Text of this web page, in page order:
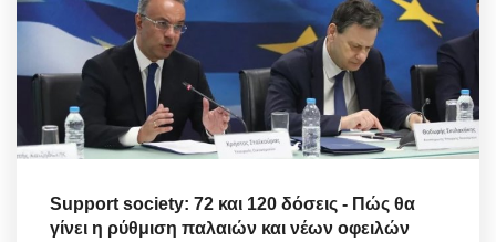
Support society: 72 και 120 δόσεις - Πώς θα
γίνει η ρύθμιση παλαιών και νέων οφειλών